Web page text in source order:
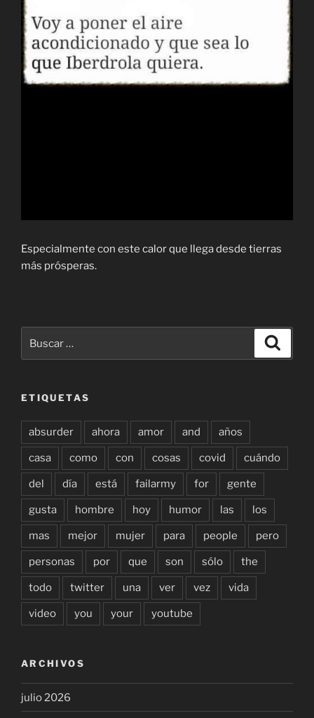
Especialmente con este calor que llega desde tierras
más prósperas.
por:
ETIQUETAS
absurder ahora amor and años
casa como con cosas covid cuándo
del día está failarmy for gente
gusta hombre hoy humor las los
mas mejor mujer para people pero
personas por que son sólo the
todo twitter una ver vez vida
video you your youtube
ARCHIVOS
julio 2026